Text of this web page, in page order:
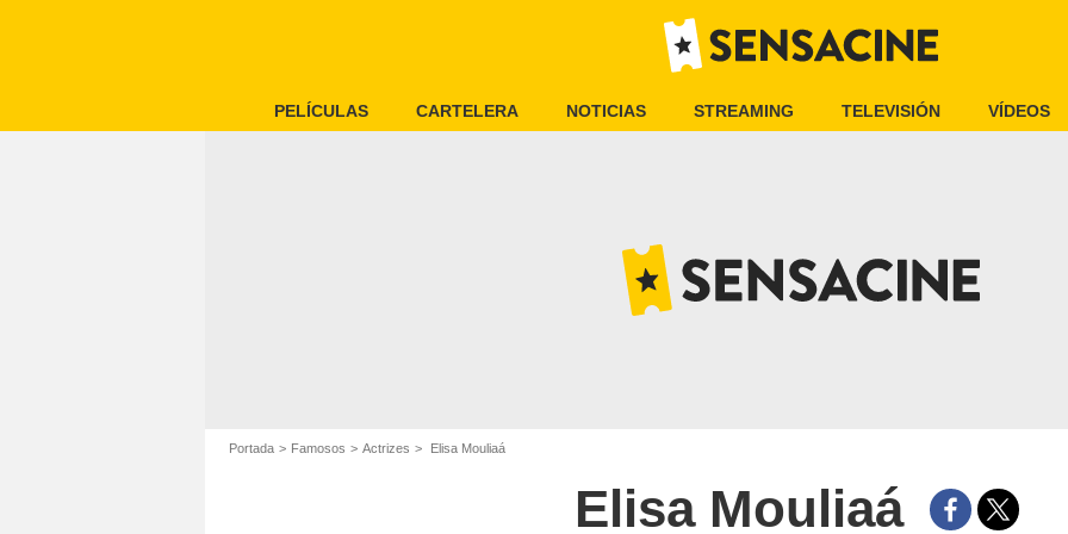
PELÍCULAS CARTELERA NOTICIAS STREAMING TELEVISIÓN VÍDEOS
Portada Famosos Actrizes Elisa Mouliaá
Elisa Mouliaá